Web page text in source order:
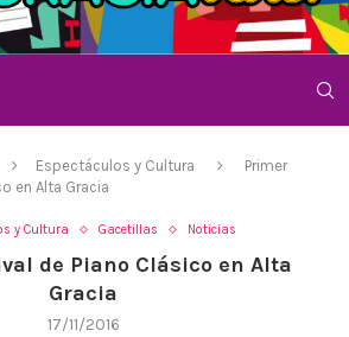
Espectáculos y Cultura
Primer
en Alta Gracia
y Cultura Gacetillas Noticias
de Piano Clásico en Alta
Gracia
17/11/2016